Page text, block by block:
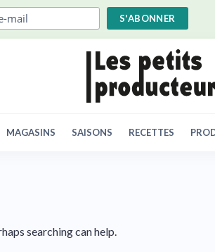
MAGASINS SAISONS RECETTES
searching can help.